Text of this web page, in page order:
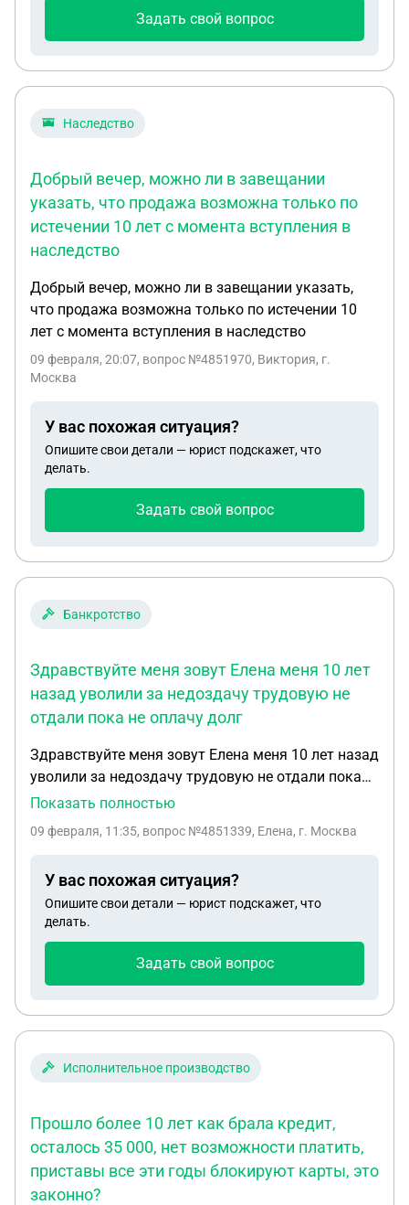
ИЛ! И долг по алиментам (0) стоит! Что мне
делать лучше, опять писать на возобновление
Судом 2016 года был вынесенно постановление
Задать свой вопрос
Наследство
Добрый вечер, можно ли в завещании
указать, что продажа возможна только по
истечении 10 лет с момента вступления в
наследство
Добрый вечер, можно ли в завещании указать,
что продажа возможна только по истечении 10
лет с момента вступления в наследство
09 февраля, 20:07, вопрос №4851970, Виктория, г.
Москва
У вас похожая ситуация?
Опишите свои детали — юрист подскажет, что
делать.
Задать свой вопрос
Банкротство
Здравствуйте меня зовут Елена меня 10 лет
назад уволили за недоздачу трудовую не
отдали пока не оплачу долг
Здравствуйте меня зовут Елена меня 10 лет назад
уволили за недоздачу трудовую не отдали пока
не оплачу долг Сейчас хотела забрать трудовую
время вынуждена работать без трудовой год
пожалуйста как мне быть
Показать полностью
09 февраля, 11:35, вопрос №4851339, Елена, г. Москва
У вас похожая ситуация?
Опишите свои детали — юрист подскажет, что
делать.
Задать свой вопрос
Исполнительное производство
Прошло более 10 лет как брала кредит,
осталось 35 000, нет возможности платить,
приставы все эти годы блокируют карты, это
законно?